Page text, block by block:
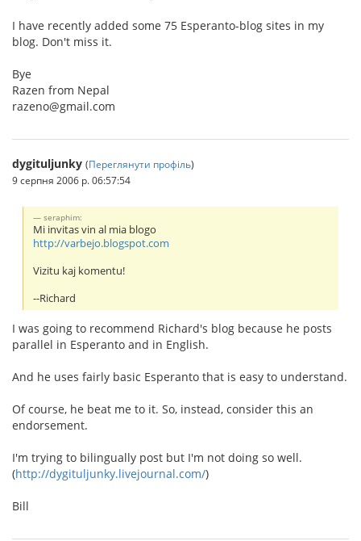
I have recently added some 75 Esperanto-blog sites in my
blog. Don't miss it.
Bye
Razen from Nepal
razeno@gmail.com
dygituljunky (Переглянути профіль)
9 серпня 2006 р. 06:57:54
seraphim:
Mi invitas vin al mia blogo
http://varbejo.blogspot.com
Vizitu kaj komentu!
--Richard
I was going to recommend Richard's blog because he posts
parallel in Esperanto and in English.
And he uses fairly basic Esperanto that is easy to understand.
Of course, he beat me to it. So, instead, consider this an
endorsement.
I'm trying to bilingually post but I'm not doing so well.
(http://dygituljunky.livejournal.com/)
Bill